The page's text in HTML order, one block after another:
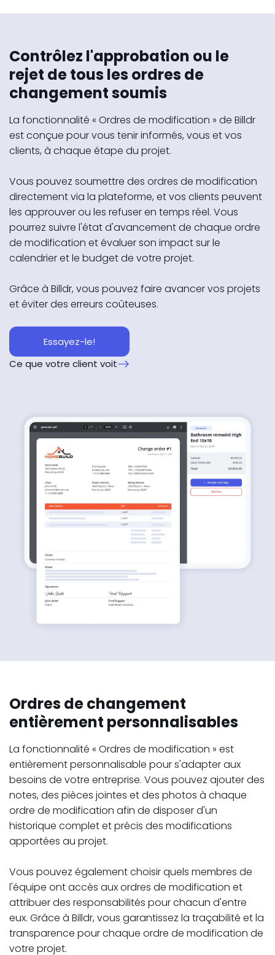
Contrôlez l'approbation ou le
rejet de tous les ordres de
changement soumis
La fonctionnalité « Ordres de modification » de Billdr
est conçue pour vous tenir informés, vous et vos
clients, à chaque étape du projet.
Vous pouvez soumettre des ordres de modification
directement via la plateforme, et vos clients peuvent
les approuver ou les refuser en temps réel. Vous
pourrez suivre l'état d'avancement de chaque ordre
de modification et évaluer son impact sur le
calendrier et le budget de votre projet.
Grâce à Billdr, vous pouvez faire avancer vos projets
et éviter des erreurs coûteuses.
Essayez-le!
Ce que votre client voit
Ordres de changement
entièrement personnalisables
La fonctionnalité « Ordres de modification » est
entièrement personnalisable pour s'adapter aux
besoins de votre entreprise. Vous pouvez ajouter des
notes, des pièces jointes et des photos à chaque
ordre de modification afin de disposer d'un
historique complet et précis des modifications
apportées au projet.
Vous pouvez également choisir quels membres de
l'équipe ont accès aux ordres de modification et
attribuer des responsabilités pour chacun d'entre
eux. Grâce à Billdr, vous garantissez la traçabilité et la
transparence pour chaque ordre de modification de
votre projet.